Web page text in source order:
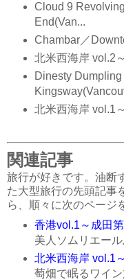
Cloud 9
End(Van...
Chambar／
北米西海岸 vol.2
Dinesty
北米西海岸 vol.1
関連記事
旅行が好きです。油断
た大型旅行の先頭記事
ら、順々に次のページ
香港vol.1～成田
美人ソムリエー
北米西海岸 vol.1
萄畑で眠るワイ